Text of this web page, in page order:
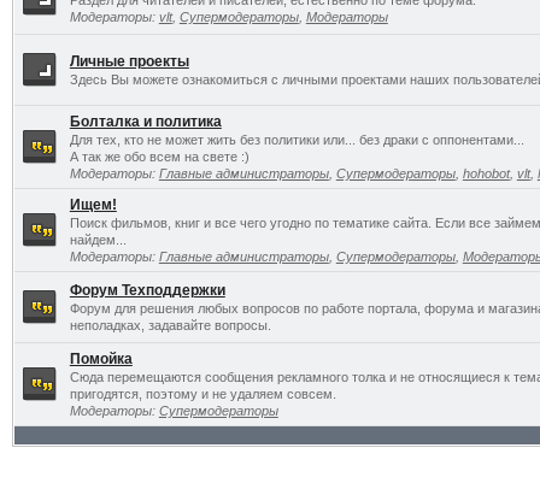
Модераторы: vlt, Супермодераторы, Модераторы
Личные проекты
Здесь Вы можете ознакомиться с личными проектами наших
Болталка и политика
Для тех, кто не может жить без политики или... без драки с оппонентами...
А так же обо всем на свете :)
Модераторы: Главные администраторы, Супермодераторы, hohobot, vlt,
Ищем!
Поиск фильмов, книг и все чего угодно по тематике сайта. Если все
найдем...
Модераторы: Главные администраторы, Супермодераторы,
Форум Техподдержки
Форум для решения любых вопросов по работе портала, форума и
неполадках, задавайте вопросы.
Помойка
Сюда перемещаются сообщения рекламного толка и не относящиеся к
пригодятся, поэтому и не удаляем совсем.
Модераторы: Супермодераторы